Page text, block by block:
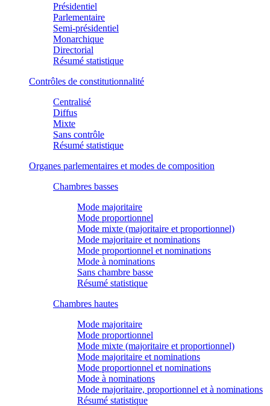
Présidentiel
Parlementaire
Semi-présidentiel
Monarchique
Directorial
Résumé statistique
Contrôles de constitutionnalité
Centralisé
Diffus
Mixte
Sans contrôle
Résumé statistique
Organes parlementaires et modes de composition
Chambres basses
Mode majoritaire
Mode proportionnel
Mode mixte (majoritaire et proportionnel)
Mode majoritaire et nominations
Mode proportionnel et nominations
Mode à nominations
Sans chambre basse
Résumé statistique
Chambres hautes
Mode majoritaire
Mode proportionnel
Mode mixte (majoritaire et proportionnel)
Mode majoritaire et nominations
Mode proportionnel et nominations
Mode à nominations
Mode majoritaire, proportionnel et à nominations
Résumé statistique